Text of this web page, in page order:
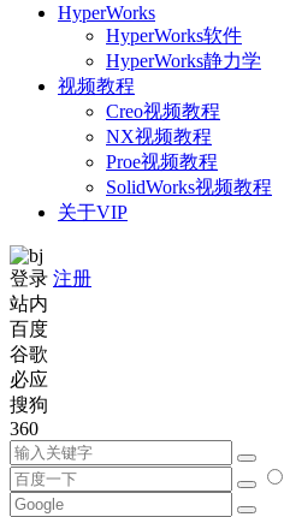
HyperWorks
HyperWorks软件
HyperWorks静力学
视频教程
Creo视频教程
NX视频教程
Proe视频教程
SolidWorks视频教程
关于VIP
登录 注册
站内
百度
谷歌
必应
搜狗
360